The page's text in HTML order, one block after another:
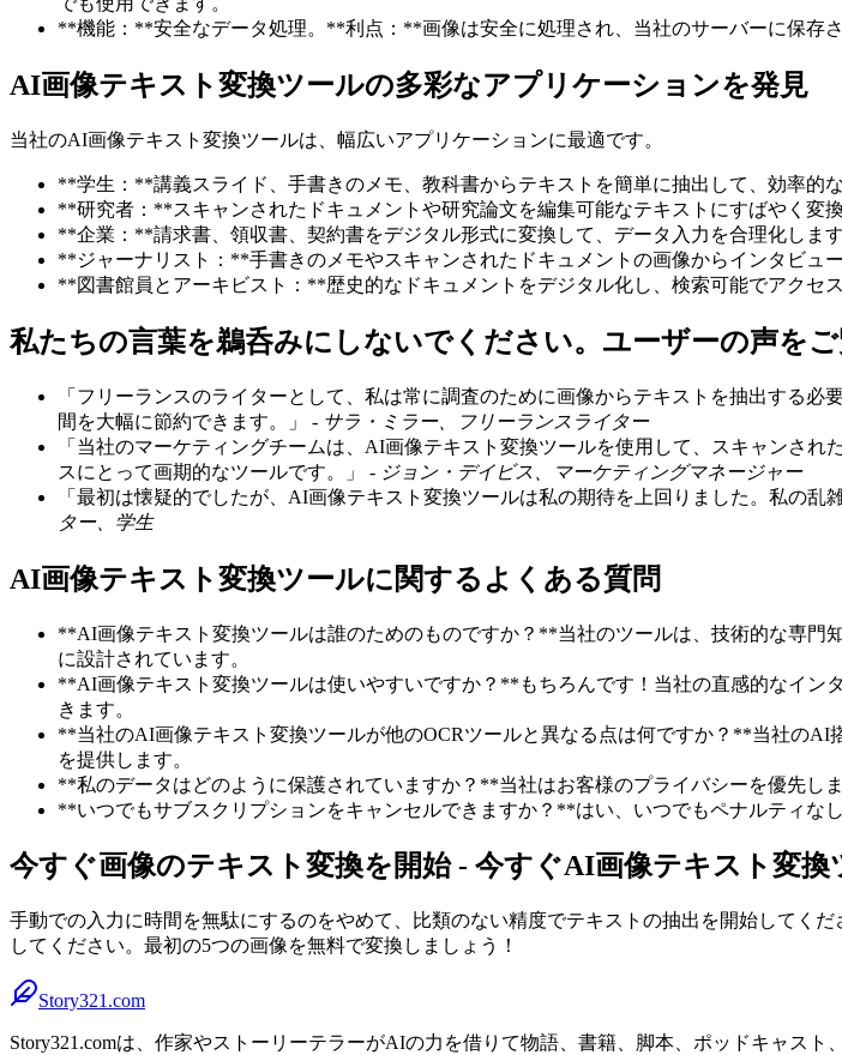
**機能：**安全なデータ処理。**利点：**画像は安全に処理され、当社のサーバーに保存
AI画像テキスト変換ツールの多彩なアプリケーションを発見
当社のAI画像テキスト変換ツールは、幅広いアプリケーションに最適です。
**学生：**講義スライド、手書きのメモ、教科書からテキストを簡単に抽出して、効率的な
**研究者：**スキャンされたドキュメントや研究論文を編集可能なテキストにすばやく変
**企業：**請求書、領収書、契約書をデジタル形式に変換して、データ入力を合理化します
**ジャーナリスト：**手書きのメモやスキャンされたドキュメントの画像からインタビュ
**図書館員とアーキビスト：**歴史的なドキュメントをデジタル化し、検索可能でアクセス
私たちの言葉を鵜呑みにしないでください。ユーザーの声を
「フリーランスのライターとして、私は常に調査のために画像からテキストを抽出する
間を大幅に節約できます。」 - サラ・ミラー、フリーランスライター
「当社のマーケティングチームは、AI画像テキスト変換ツールを使用して、スキャンさ
スにとって画期的なツールです。」 - ジョン・デイビス、マーケティングマネージャー
「最初は懐疑的でしたが、AI画像テキスト変換ツールは私の期待を上回りました。私の
ター、学生
AI画像テキスト変換ツールに関するよくある質問
**AI画像テキスト変換ツールは誰のためのものですか？**当社のツールは、技術的な専
に設計されています。
**AI画像テキスト変換ツールは使いやすいですか？**もちろんです！当社の直感的なイ
きます。
**当社のAI画像テキスト変換ツールが他のOCRツールと異なる点は何ですか？**当社の
を提供します。
**私のデータはどのように保護されていますか？**当社はお客様のプライバシーを優先し
**いつでもサブスクリプションをキャンセルできますか？**はい、いつでもペナルティな
今すぐ画像のテキスト変換を開始 - 今すぐAI画像テキスト変換
手動での入力に時間を無駄にするのをやめて、比類のない精度でテキストの抽出を開始してく
してください。最初の5つの画像を無料で変換しましょう！
Story321.com
Story321.comは、作家やストーリーテラーがAIの力を借りて物語、書籍、脚本、ポッドキャス